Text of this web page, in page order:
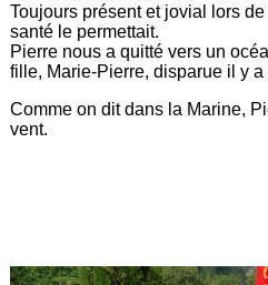
Toujours présent et jovial lors
santé le permettait.
Pierre nous a quitté vers un
fille, Marie-Pierre, disparue il y a
Comme on dit dans la Marine,
vent.